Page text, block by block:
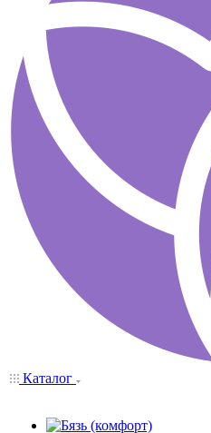
Каталог